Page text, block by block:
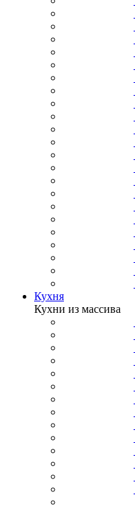
Кухня
Кухни из массива